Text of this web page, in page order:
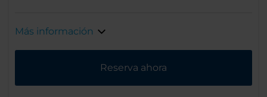
Más información
Reserva ahora